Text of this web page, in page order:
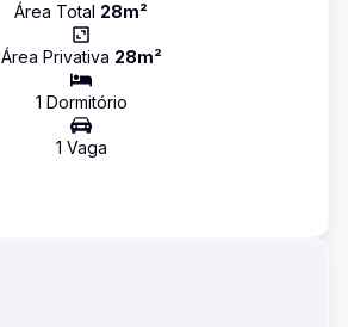
Área Total 28m²
Área Privativa 28m²
1 Dormitório
1 Vaga